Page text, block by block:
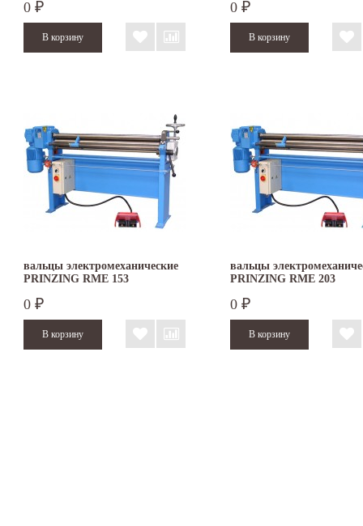
0 ₽ 0 ₽
вальцы электромеханические
PRINZING RME 153
0 ₽
вальцы
PRINZING RME 203
0 ₽